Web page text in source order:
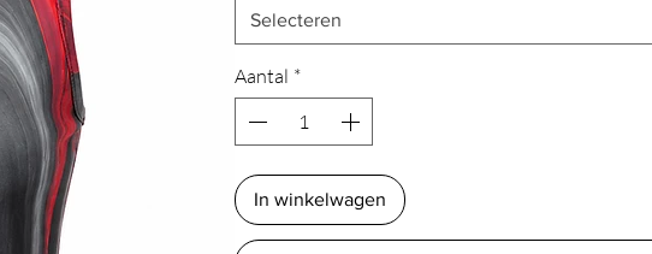
Selecteren
Aantal *
In winkelwagen